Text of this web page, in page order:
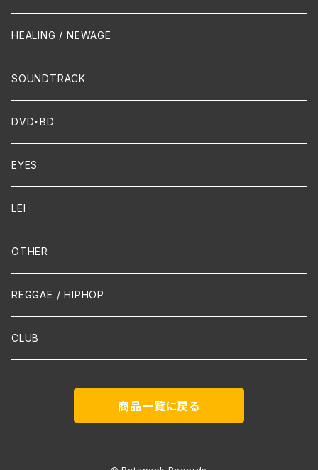
Crossover / Fusion
Dixie / New Orleans
FUNK
Chanson
Piano
Flute
Violin
Cello
Guitar / Ukulele
Mandolin
声楽
吹奏楽
Contemporary / Avangarde
HEALING / NEWAGE
SOUNDTRACK
DVD・BD
EYES
LEI
OTHER
REGGAE / HIPHOP
CLUB
商品一覧に戻る